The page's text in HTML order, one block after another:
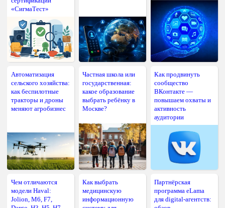
«СигмаТест»
Автоматизация
сельского хозяйства:
как беспилотные
тракторы и дроны
меняют агробизнес
Частная школа или
государственная:
какое образование
выбрать ребёнку в
Москве?
Как продвинуть
сообщество
ВКонтакте —
повышаем охваты и
активность
аудитории
Чем отличаются
модели Haval:
Jolion, M6, F7,
Как выбрать
медицинскую
информационную
Партнёрская
программа eLama
для digital-агентств: